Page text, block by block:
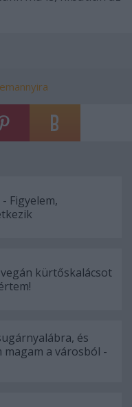
Figyelem,
kürtőskalácsot
és
a városból -